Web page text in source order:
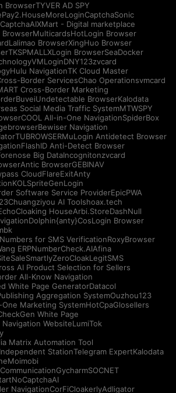
BrowserTYVER AD SPY
Pay2.HouseMoreLoginCaptchaSonic
CaptchaAIXMart - Digital marketplace
BrowserMulticardsHotLogin Browser
Lalimao BrowserXingHuo Browser
TKSPMALLXLogin BrowserSeaDocker
VMLoginDNY123zvcard
Hulu NavigationTK Cloud Master
Border ServicesChao Operationsvmcard
Cross-Border Marketing
BuveiUndetectable BrowserKalodata
Social Media Traffic SystemMTWSPY
COOL All-in-One NavigationSpiderBox
Bewiser Navigation
TUBROWSERMuLogin Antidetect Browser
FlashID Anti-Detect Browser
Big DataIncognitonzvcard
Antic BrowserGEBINAV
CloudFlareExitAnty
KOLSpriteGenLogin
Software Service ProviderEpicPWA
Chuangziyou AI Toolshoax.tech
Cloaking HouseArbi.StoreDashNull
Dolphin{anty}CosLogin Browser
for SMS VerificationRoxyBrowser
ERPNumberCheck.AIAfina
SaleSmartlyZeroCloakLegitSMS
AI Product Selection for Sellers
All-Know Navigation
White Page GeneratorDatacol
Aggregation SystemOuzhou123
One Marketing SystemHotCpaGlosellers
Gen White Page
WebsiteLumiTok
Matrix Automation Tool
StationTelegram ExpertKalodata
Moimobi
GycharmSOCNET
NoCaptchaAI
NavigationCorFiCloakerlyAdligator